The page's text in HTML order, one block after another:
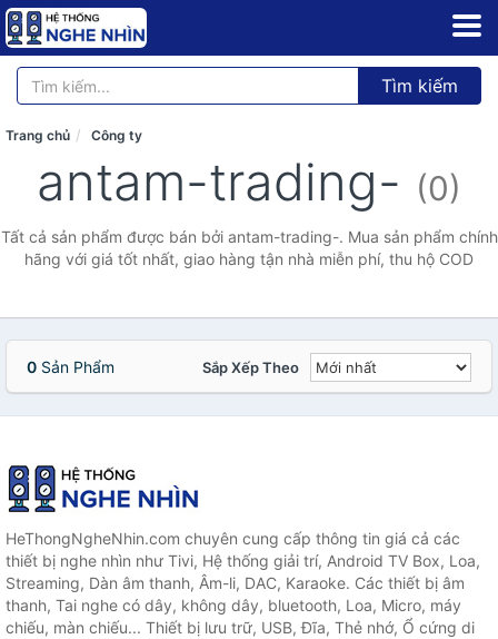
Tìm kiếm
Trang chủ Công ty
antam-trading- (0)
Tất cả sản phẩm được bán bởi antam-trading-. Mua sản phẩm chính
hãng với giá tốt nhất, giao hàng tận nhà miễn phí, thu hộ COD
0 Sản Phẩm Sắp Xếp Theo
HeThongNgheNhin.com chuyên cung cấp thông tin giá cả các
thiết bị nghe nhìn như Tivi, Hệ thống giải trí, Android TV Box, Loa,
Streaming, Dàn âm thanh, Âm-li, DAC, Karaoke. Các thiết bị âm
thanh, Tai nghe có dây, không dây, bluetooth, Loa, Micro, máy
chiếu, màn chiếu... Thiết bị lưu trữ, USB, Đĩa, Thẻ nhớ, Ổ cứng di